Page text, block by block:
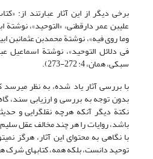
برخی دیگر از این آثار عبارتند از:
فی دلائل التوحید»، نوشتة اسماعیل
سبکی، همان، 4: 272-273).
با بررسی آثار یاد شده، به نظر می‏رسد
بدون توجه به بررسی و ارزیابی سند،
نکتة دیگر آنکه هرچه نقل‏گرایی و
باشد، روایات را هر چند مخالف عقل
با نگاهی به محتوای این آثار، هرگز
توحید دانست، بلکه همه، کتاب‏های شرک